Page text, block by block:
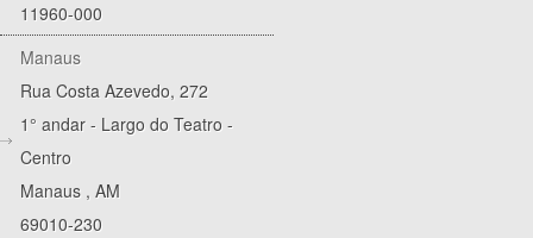
11960-000
Manaus
Rua Costa Azevedo, 272
1° andar - Largo do Teatro -
Centro
Manaus , AM
69010-230